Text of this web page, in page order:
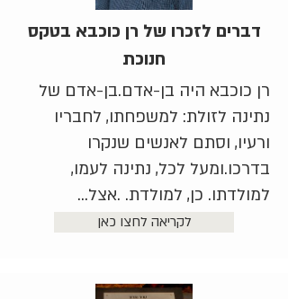
דברים לזכרו של רן כוכבא בטקס
חנוכת
רן כוכבא היה בן-אדם.בן-אדם של
נתינה לזולת: למשפחתו, לחבריו
ורעיו, וסתם לאנשים שנקרו
בדרכו.ומעל לכל, נתינה לעמו,
למולדתו. כן, למולדת. .אצל...
לקריאה לחצו כאן